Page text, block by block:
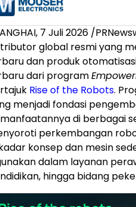
7 Juli 2026 /
global resmi yang
dan produk
dari program
Rise of the Robots.
menjadi fondasi
di berbagai
perkembangan
konsep dan mesin
dalam layanan
hingga bidang